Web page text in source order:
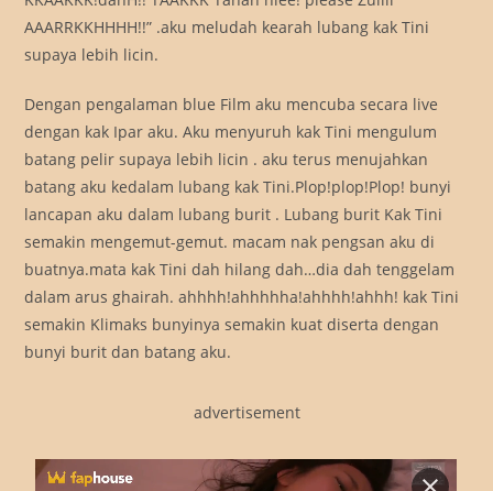
AAARRKKHHHH!!” .aku meludah kearah lubang kak Tini
supaya lebih licin.
Dengan pengalaman blue Film aku mencuba secara live
dengan kak Ipar aku. Aku menyuruh kak Tini mengulum
batang pelir supaya lebih licin . aku terus menujahkan
batang aku kedalam lubang kak Tini.Plop!plop!Plop! bunyi
lancapan aku dalam lubang burit . Lubang burit Kak Tini
semakin mengemut-gemut. macam nak pengsan aku di
buatnya.mata kak Tini dah hilang dah…dia dah tenggelam
dalam arus ghairah. ahhhh!ahhhhha!ahhhh!ahhh! kak Tini
semakin Klimaks bunyinya semakin kuat diserta dengan
bunyi burit dan batang aku.
advertisement